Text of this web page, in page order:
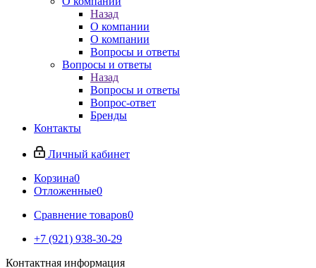
Назад
О компании
О компании
Вопросы и ответы
Вопросы и ответы
Назад
Вопросы и ответы
Вопрос-ответ
Бренды
Контакты
Личный кабинет
Корзина0
Отложенные0
Сравнение товаров0
+7 (921) 938-30-29
Контактная информация